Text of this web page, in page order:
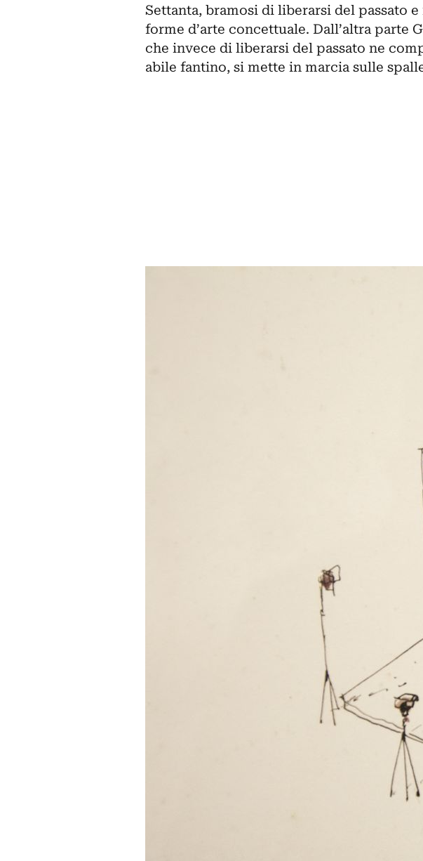
Settanta, bramosi di liberarsi del passato
forme d’arte concettuale. Dall’altra parte
che invece di liberarsi del passato ne
abile fantino, si mette in marcia sulle